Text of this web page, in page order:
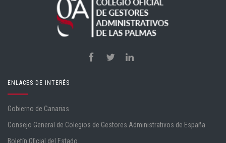
ENLACES DE INTERÉS
Gobierno de Canarias
Consejo General de Colegios de Gestores Administrativos de España
Boletín Oficial del Estado